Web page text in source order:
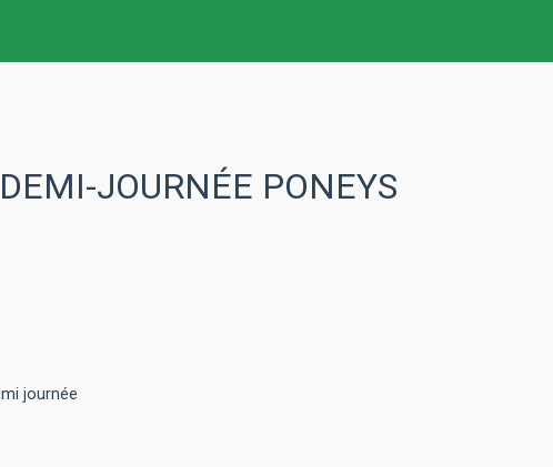
JOURNÉE PONEYS
journée